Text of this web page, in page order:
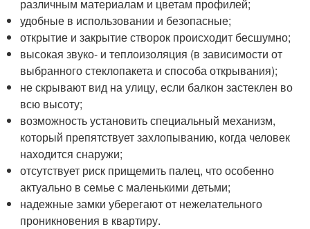
различным материалам и цветам профилей;
удобные в использовании и безопасные;
открытие и закрытие створок происходит бесшумно;
высокая звуко- и теплоизоляция (в зависимости от
выбранного стеклопакета и способа открывания);
не скрывают вид на улицу, если балкон застеклен во
всю высоту;
возможность установить специальный механизм,
который препятствует захлопыванию, когда человек
находится снаружи;
отсутствует риск прищемить палец, что особенно
актуально в семье с маленькими детьми;
надежные замки уберегают от нежелательного
проникновения в квартиру.